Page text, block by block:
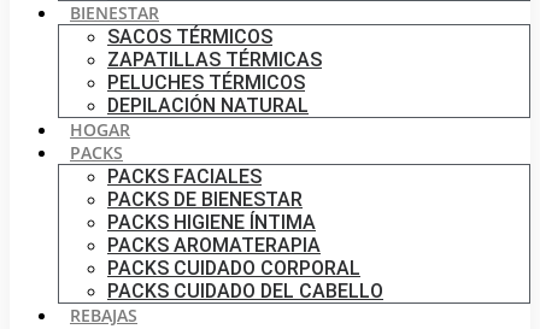
BIENESTAR
SACOS TÉRMICOS
ZAPATILLAS TÉRMICAS
PELUCHES TÉRMICOS
DEPILACIÓN NATURAL
HOGAR
PACKS
PACKS FACIALES
PACKS DE BIENESTAR
PACKS HIGIENE ÍNTIMA
PACKS AROMATERAPIA
PACKS CUIDADO CORPORAL
PACKS CUIDADO DEL CABELLO
REBAJAS